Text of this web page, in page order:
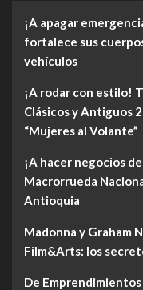
¡A apagar
fortalece sus
vehículos
¡A rodar con estilo!
Clásicos y Antiguos
“Mujeres al Volante”
¡A hacer negocios
Macrorrueda
Antioquia
Madonna y Graham
Film&Arts: los
De Emprendimientos